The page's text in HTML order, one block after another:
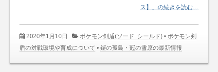
ス】」の続きを読む…
2020年1月10日 ポケモン剣盾(ソード･シールド) •ポケモン剣
盾の対戦環境や育成について • 鎧の孤島・冠の雪原の最新情報